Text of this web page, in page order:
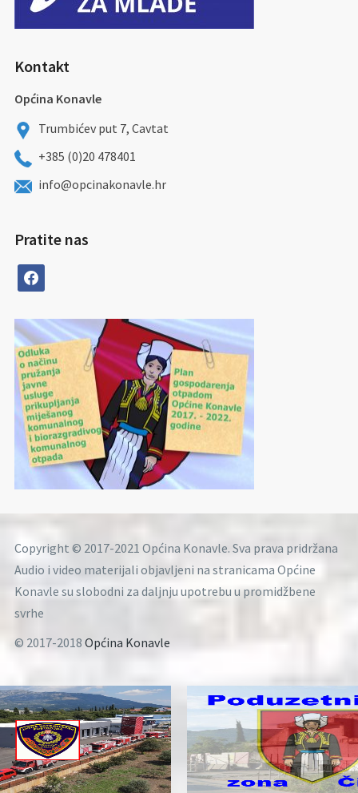
Kontakt
Općina Konavle
Trumbićev put 7, Cavtat
+385 (0)20 478401
info@opcinakonavle.hr
Pratite nas
facebook
Copyright © 2017-2021 Općina Konavle. Sva prava pridržana
Audio i video materijali objavljeni na stranicama Općine
Konavle su slobodni za daljnju upotrebu u promidžbene
svrhe
© 2017-2018 Općina Konavle